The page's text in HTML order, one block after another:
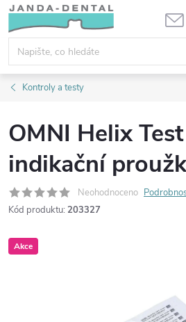
Přejít
obsah
Kontroly a testy
OMNI Helix
indikační
Neohodnoceno
Kód produktu: 203327
Akce